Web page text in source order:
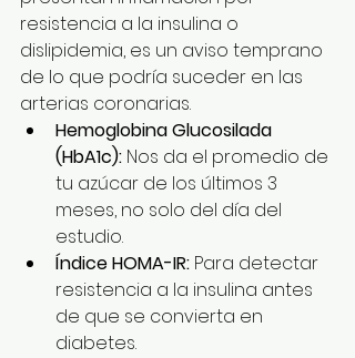
resistencia a la insulina o
dislipidemia, es un aviso temprano
de lo que podría suceder en las
arterias coronarias.
Hemoglobina Glucosilada
(HbA1c): Nos da el promedio de
tu azúcar de los últimos 3
meses, no solo del día del
estudio.
Índice HOMA-IR: Para detectar
resistencia a la insulina antes
de que se convierta en
diabetes.